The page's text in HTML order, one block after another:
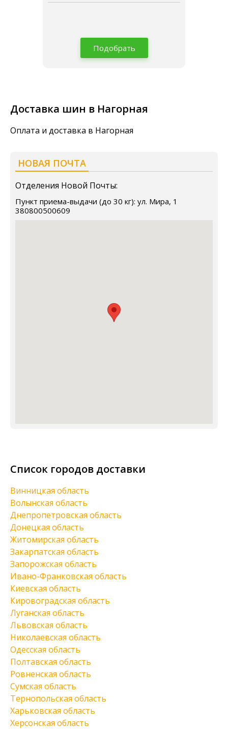
Подобрать
Доставка шин в Нагорная
Оплата и доставка в Нагорная
НОВАЯ ПОЧТА
Отделения Новой Почты:
Пункт приема-выдачи (до 30 кг): ул. Мира, 1
380800500609
Список городов доставки
Винницкая область
Волынская область
Днепропетровская область
Донецкая область
Житомирская область
Закарпатская область
Запорожская область
Ивано-Франковская область
Киевская область
Кировоградская область
Луганская область
Львовская область
Николаевская область
Одесская область
Полтавская область
Ровненская область
Сумская область
Тернопольская область
Харьковская область
Херсонская область